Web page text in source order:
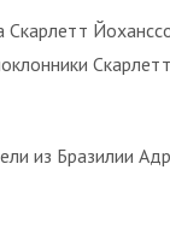
Скарлетт
из Бразилии